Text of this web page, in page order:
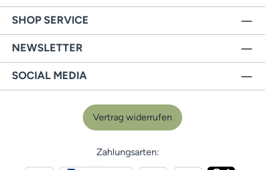
SHOP SERVICE
NEWSLETTER
SOCIAL MEDIA
Vertrag widerrufen
Zahlungsarten: